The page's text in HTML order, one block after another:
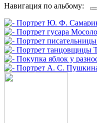
Навигация по альбому: